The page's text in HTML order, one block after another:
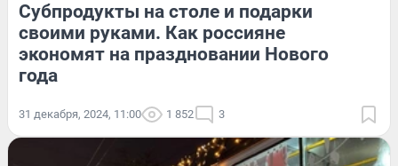
Субпродукты на столе и подарки
своими руками. Как россияне
экономят на праздновании Нового
года
31 декабря, 2024, 11:00 1 852 3